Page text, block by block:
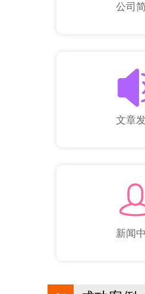
公司
文章
新闻